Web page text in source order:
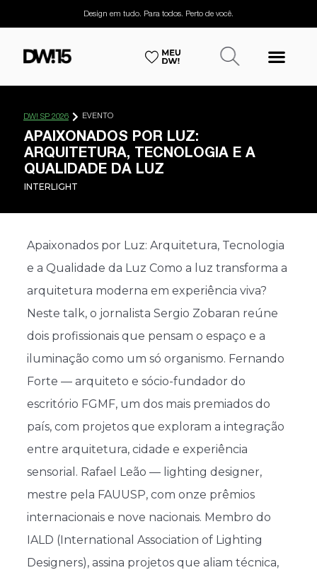
Design em tudo. Para todos. Perto de você.
DW! SP 2026 EVENTO
APAIXONADOS POR LUZ:
ARQUITETURA, TECNOLOGIA E A
QUALIDADE DA LUZ
INTERLIGHT
Apaixonados por Luz: Arquitetura, Tecnologia
e a Qualidade da Luz Como a luz transforma a
arquitetura moderna em experiência viva?
Neste talk, o jornalista Sergio Zobaran reúne
dois profissionais que pensam o espaço e a
iluminação como um só organismo. Fernando
Forte — arquiteto e sócio-fundador do
escritório FGMF, um dos mais premiados do
país, com projetos que exploram a integração
entre arquitetura, cidade e experiência
sensorial. Rafael Leão — lighting designer,
mestre pela FAUUSP, com onze prêmios
internacionais e nove nacionais. Membro do
IALD (International Association of Lighting
Designers), assina projetos que aliam técnica,